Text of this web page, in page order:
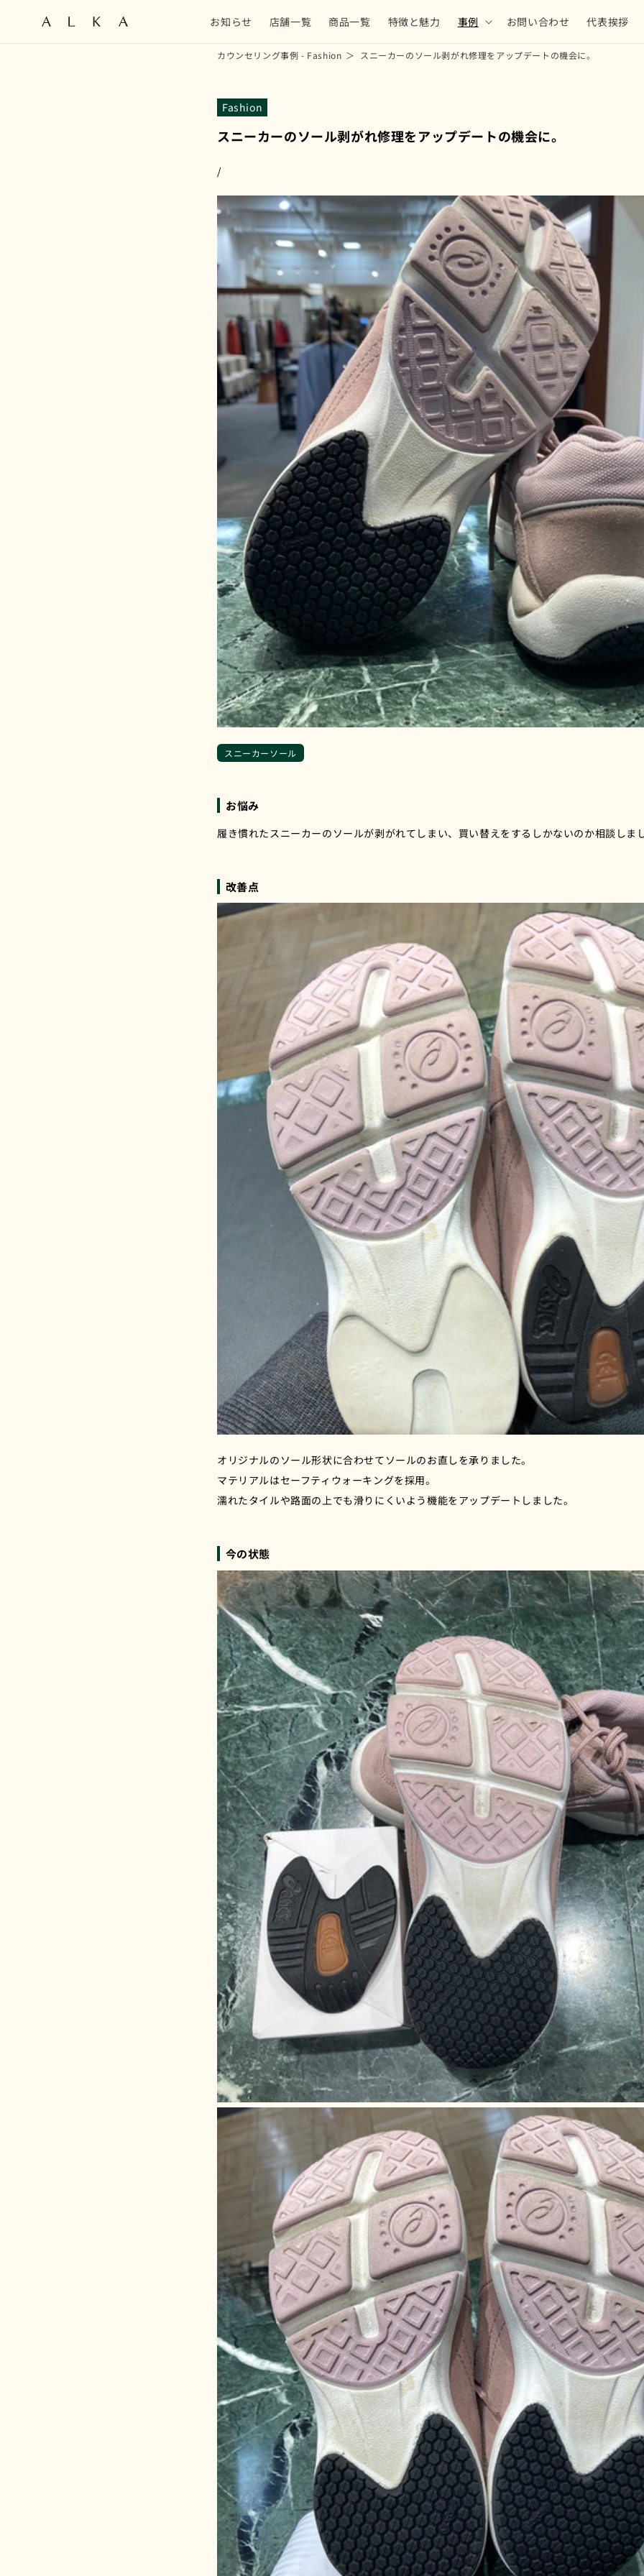
ツに進む
お知らせ 店舗一覧 商品一覧 特徴と魅力 事例 お問い合わせ 代表挨拶
カウンセリング事例 - Fashion スニーカーのソール剥がれ修理をアップデートの機会に。
Fashion
スニーカーのソール剥がれ修理をアップデートの機会に。
/
スニーカーソール
️️お悩み
履き慣れたスニーカーのソールが剥がれてしまい、買い替えをするしかないのか相談しま
改善点
オリジナルのソール形状に合わせてソールのお直しを承りました。
マテリアルはセーフティウォーキングを採用。
濡れたタイルや路面の上でも滑りにくいよう機能をアップデートしました。
今の状態